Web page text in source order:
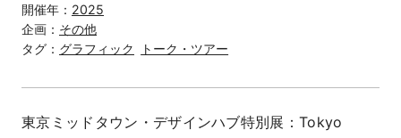
開催年： 2025
企画： その他
タグ： グラフィック トーク・ツアー
東京ミッドタウン・デザインハブ特別展：Tokyo